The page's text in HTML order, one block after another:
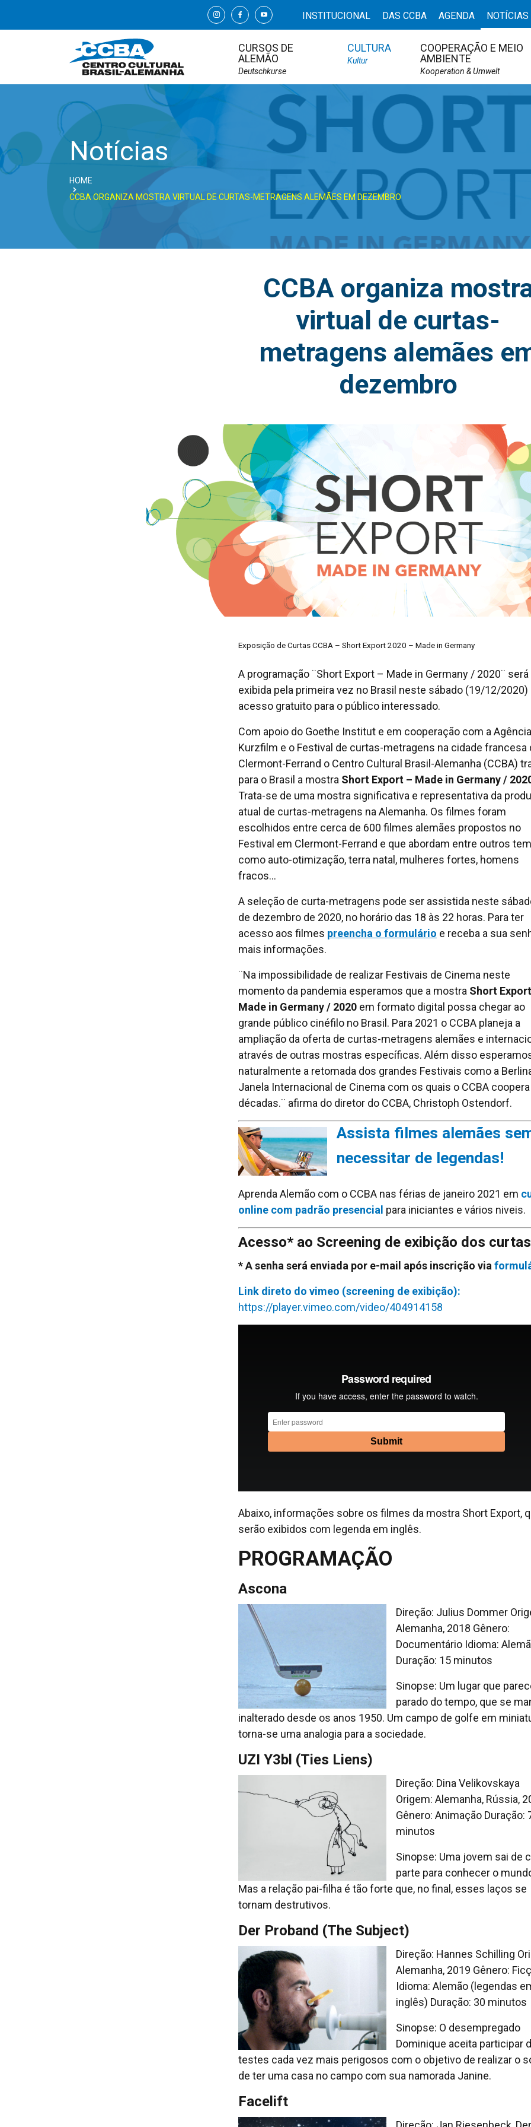
INSTITUCIONAL DAS CCBA AGENDA NOTÍCIAS
CURSOS DE
ALEMÃO
Deutschkurse
CULTURA
Kultur
COOPERAÇÃO E MEIO
AMBIENTE
Kooperation & Umwelt
Notícias
HOME
CCBA ORGANIZA MOSTRA VIRTUAL DE CURTAS-METRAGENS ALEMÃES EM DEZEMBRO
CCBA organiza
virtual de curtas-
metragens alemães
dezembro
Exposição de Curtas CCBA – Short Export 2020 – Made in Germany
A programação ¨Short Export – Made in Germany / 2020¨ será
exibida pela primeira vez no Brasil neste sábado (19/12/
acesso gratuito para o público interessado.
Com apoio do Goethe Institut e em cooperação com a
Kurzfilm e o Festival de curtas-metragens na cidade francesa
Clermont-Ferrand o Centro Cultural Brasil-Alemanha (CCBA)
para o Brasil a mostra Short Export – Made in Germany /
Trata-se de uma mostra significativa e representativa da
atual de curtas-metragens na Alemanha. Os filmes foram
escolhidos entre cerca de 600 filmes alemães propostos no
Festival em Clermont-Ferrand e que abordam entre outros
como auto-otimização, terra natal, mulheres fortes, homens
fracos…
A seleção de curta-metragens pode ser assistida neste
de dezembro de 2020, no horário das 18 às 22 horas. Para ter
acesso aos filmes preencha o formulário e receba a sua
mais informações.
¨Na impossibilidade de realizar Festivais de Cinema neste
momento da pandemia esperamos que a mostra Short
Made in Germany / 2020 em formato digital possa chegar ao
grande público cinéfilo no Brasil. Para 2021 o CCBA planeja a
ampliação da oferta de curtas-metragens alemães e
através de outras mostras específicas. Além disso
naturalmente a retomada dos grandes Festivais como a
Janela Internacional de Cinema com os quais o CCBA
décadas.¨ afirma do diretor do CCBA, Christoph Ostendorf.
Assista filmes alemães
necessitar de legendas!
Aprenda Alemão com o CCBA nas férias de janeiro 2021 em
online com padrão presencial para iniciantes e vários niveis.
Acesso* ao Screening de exibição dos
* A senha será enviada por e-mail após inscrição via
Link direto do vimeo (screening de exibição):
https://player.vimeo.com/video/404914158
Abaixo, informações sobre os filmes da mostra Short Export,
serão exibidos com legenda em inglês.
PROGRAMAÇÃO
Ascona
Direção: Julius Dommer
Alemanha, 2018 Gênero:
Documentário Idioma:
Duração: 15 minutos
Sinopse: Um lugar que
parado do tempo, que se
inalterado desde os anos 1950. Um campo de golfe em
torna-se uma analogia para a sociedade.
UZI Y3bl (Ties Liens)
Direção: Dina Velikovskaya
Origem: Alemanha, Rússia,
Gênero: Animação Duração:
minutos
Sinopse: Uma jovem sai de
parte para conhecer o
Mas a relação pai-filha é tão forte que, no final, esses laços se
tornam destrutivos.
Der Proband (The Subject)
Direção: Hannes Schilling
Alemanha, 2019 Gênero:
Idioma: Alemão (legendas
inglês) Duração: 30 minutos
Sinopse: O desempregado
Dominique aceita participar
testes cada vez mais perigosos com o objetivo de realizar o
de ter uma casa no campo com sua namorada Janine.
Facelift